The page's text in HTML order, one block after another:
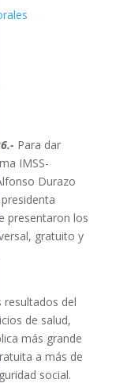
Para dar
IMSS-
Durazo
presentaron los
gratuito y
resultados del
de salud,
más grande
a más de
social.